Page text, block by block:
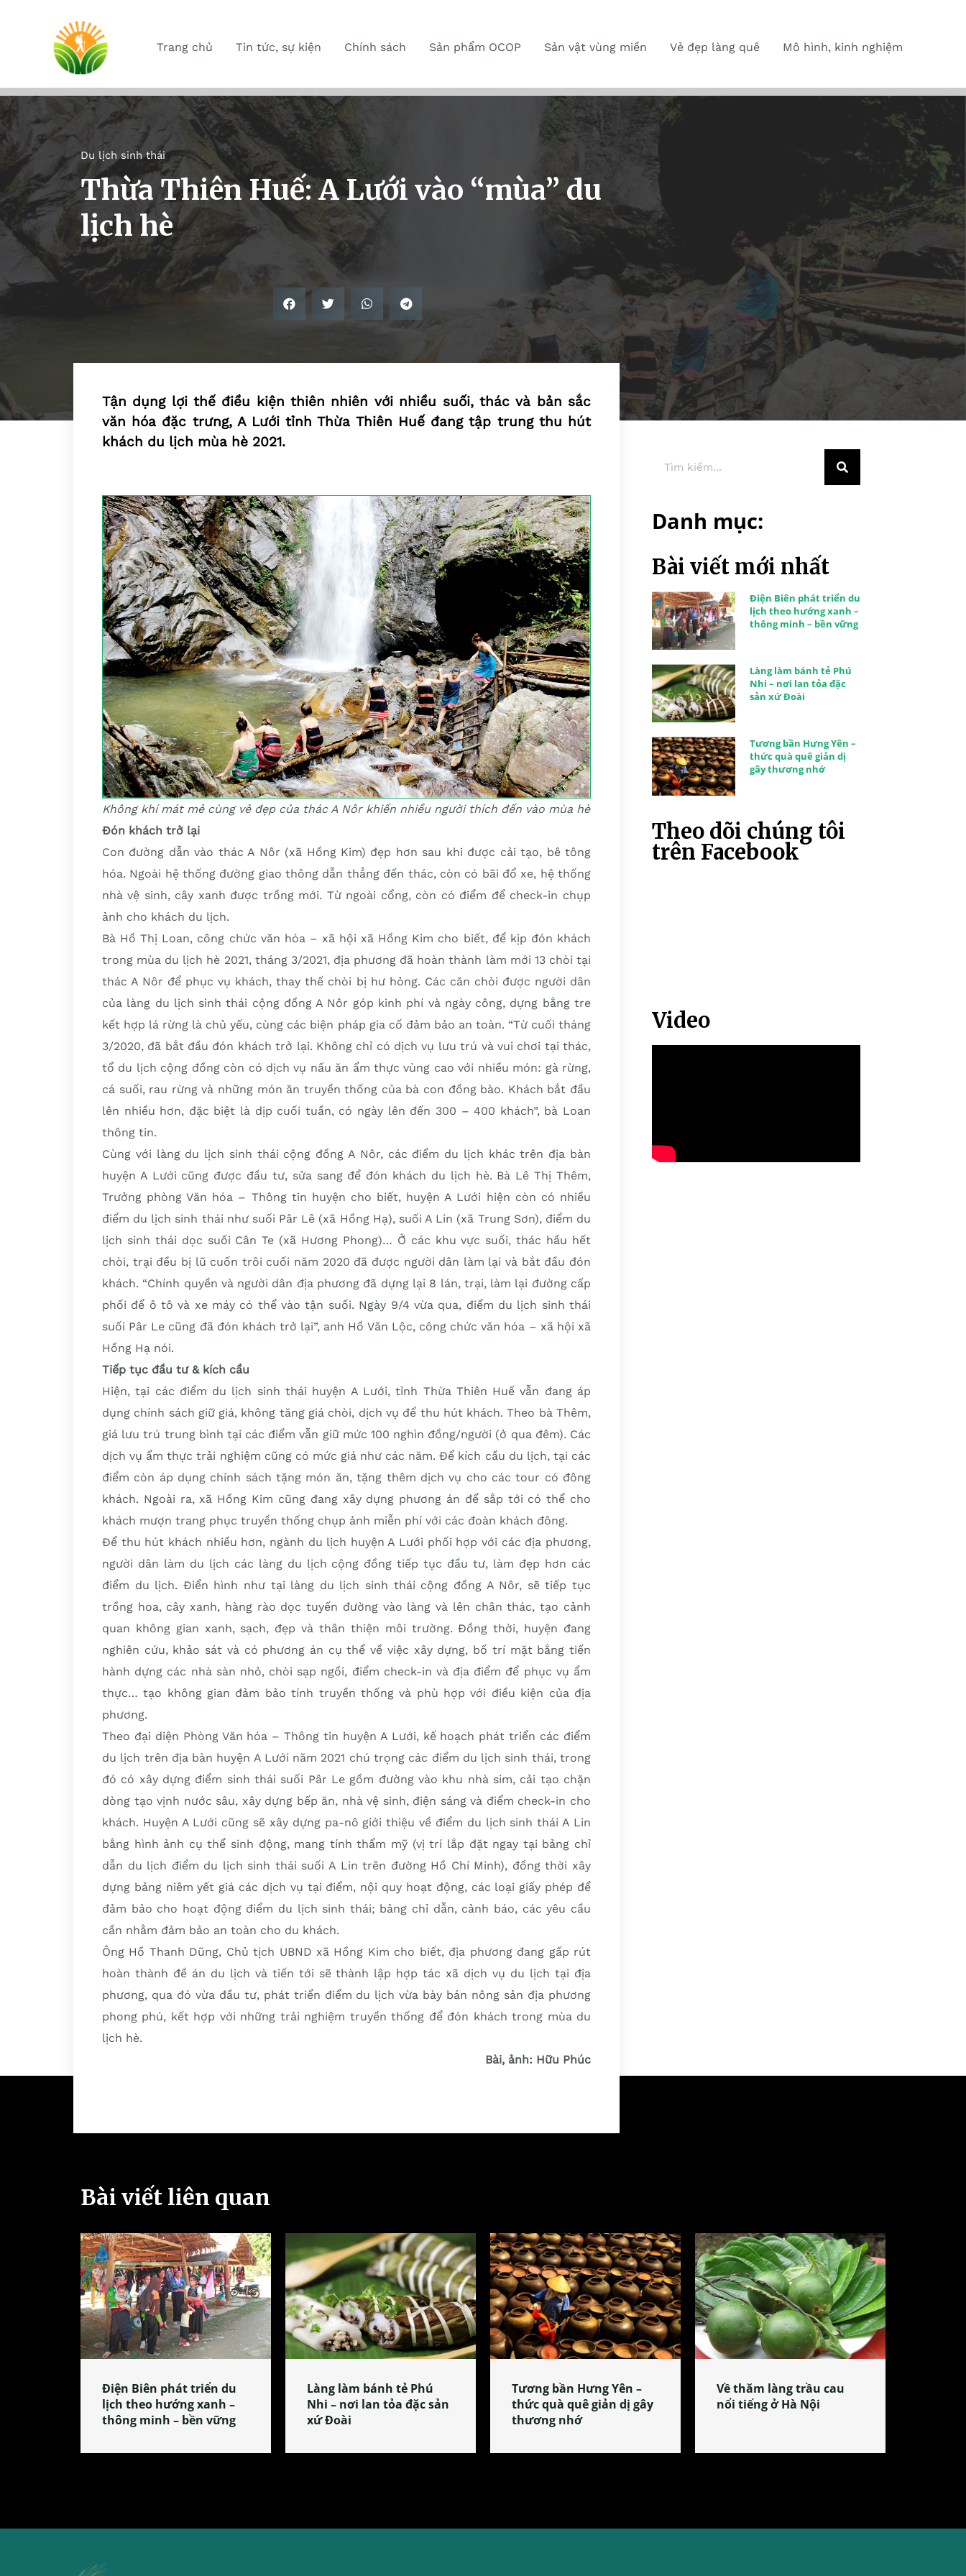
Trang chủ Tin tức, sự kiện Chính sách Sản phẩm OCOP Sản vật vùng miền Vẻ đẹp làng quê Mô hình, kinh nghiệm
Du lịch sinh thái
Thừa Thiên Huế: A Lưới vào “mùa” du
lịch hè
Tận dụng lợi thế điều kiện thiên nhiên với nhiều suối, thác và bản sắc
văn hóa đặc trưng, A Lưới tỉnh Thừa Thiên Huế đang tập trung thu hút
khách du lịch mùa hè 2021.
Không khí mát mẻ cùng vẻ đẹp của thác A Nôr khiến nhiều người thích đến vào mùa hè
Đón khách trở lại
Con đường dẫn vào thác A Nôr (xã Hồng Kim) đẹp hơn sau khi được cải tạo, bê tông
hóa. Ngoài hệ thống đường giao thông dẫn thẳng đến thác, còn có bãi đổ xe, hệ thống
nhà vệ sinh, cây xanh được trồng mới. Từ ngoài cổng, còn có điểm để check-in chụp
ảnh cho khách du lịch.
Bà Hồ Thị Loan, công chức văn hóa – xã hội xã Hồng Kim cho biết, để kịp đón khách
trong mùa du lịch hè 2021, tháng 3/2021, địa phương đã hoàn thành làm mới 13 chòi tại
thác A Nôr để phục vụ khách, thay thế chòi bị hư hỏng. Các căn chòi được người dân
của làng du lịch sinh thái cộng đồng A Nôr góp kinh phí và ngày công, dựng bằng tre
kết hợp lá rừng là chủ yếu, cùng các biện pháp gia cố đảm bảo an toàn. “Từ cuối tháng
3/2020, đã bắt đầu đón khách trở lại. Không chỉ có dịch vụ lưu trú và vui chơi tại thác,
tổ du lịch cộng đồng còn có dịch vụ nấu ăn ẩm thực vùng cao với nhiều món: gà rừng,
cá suối, rau rừng và những món ăn truyền thống của bà con đồng bào. Khách bắt đầu
lên nhiều hơn, đặc biệt là dịp cuối tuần, có ngày lên đến 300 – 400 khách”, bà Loan
thông tin.
Cùng với làng du lịch sinh thái cộng đồng A Nôr, các điểm du lịch khác trên địa bàn
huyện A Lưới cũng được đầu tư, sửa sang để đón khách du lịch hè. Bà Lê Thị Thêm,
Trưởng phòng Văn hóa – Thông tin huyện cho biết, huyện A Lưới hiện còn có nhiều
điểm du lịch sinh thái như suối Pâr Lê (xã Hồng Hạ), suối A Lin (xã Trung Sơn), điểm du
lịch sinh thái dọc suối Cân Te (xã Hương Phong)… Ở các khu vực suối, thác hầu hết
chòi, trại đều bị lũ cuốn trôi cuối năm 2020 đã được người dân làm lại và bắt đầu đón
khách. “Chính quyền và người dân địa phương đã dựng lại 8 lán, trại, làm lại đường cấp
phối để ô tô và xe máy có thể vào tận suối. Ngày 9/4 vừa qua, điểm du lịch sinh thái
suối Pâr Le cũng đã đón khách trở lại”, anh Hồ Văn Lộc, công chức văn hóa – xã hội xã
Hồng Hạ nói.
Tiếp tục đầu tư & kích cầu
Hiện, tại các điểm du lịch sinh thái huyện A Lưới, tỉnh Thừa Thiên Huế vẫn đang áp
dụng chính sách giữ giá, không tăng giá chòi, dịch vụ để thu hút khách. Theo bà Thêm,
giá lưu trú trung bình tại các điểm vẫn giữ mức 100 nghìn đồng/người (ở qua đêm). Các
dịch vụ ẩm thực trải nghiệm cũng có mức giá như các năm. Để kích cầu du lịch, tại các
điểm còn áp dụng chính sách tặng món ăn, tặng thêm dịch vụ cho các tour có đông
khách. Ngoài ra, xã Hồng Kim cũng đang xây dựng phương án để sắp tới có thể cho
khách mượn trang phục truyền thống chụp ảnh miễn phí với các đoàn khách đông.
Để thu hút khách nhiều hơn, ngành du lịch huyện A Lưới phối hợp với các địa phương,
người dân làm du lịch các làng du lịch cộng đồng tiếp tục đầu tư, làm đẹp hơn các
điểm du lịch. Điển hình như tại làng du lịch sinh thái cộng đồng A Nôr, sẽ tiếp tục
trồng hoa, cây xanh, hàng rào dọc tuyến đường vào làng và lên chân thác, tạo cảnh
quan không gian xanh, sạch, đẹp và thân thiện môi trường. Đồng thời, huyện đang
nghiên cứu, khảo sát và có phương án cụ thể về việc xây dựng, bố trí mặt bằng tiến
hành dựng các nhà sàn nhỏ, chòi sạp ngồi, điểm check-in và địa điểm để phục vụ ẩm
thực… tạo không gian đảm bảo tính truyền thống và phù hợp với điều kiện của địa
phương.
Theo đại diện Phòng Văn hóa – Thông tin huyện A Lưới, kế hoạch phát triển các điểm
du lịch trên địa bàn huyện A Lưới năm 2021 chú trọng các điểm du lịch sinh thái, trong
đó có xây dựng điểm sinh thái suối Pâr Le gồm đường vào khu nhà sim, cải tạo chặn
dòng tạo vịnh nước sâu, xây dựng bếp ăn, nhà vệ sinh, điện sáng và điểm check-in cho
khách. Huyện A Lưới cũng sẽ xây dựng pa-nô giới thiệu về điểm du lịch sinh thái A Lin
bằng hình ảnh cụ thể sinh động, mang tính thẩm mỹ (vị trí lắp đặt ngay tại bảng chỉ
dẫn du lịch điểm du lịch sinh thái suối A Lin trên đường Hồ Chí Minh), đồng thời xây
dựng bảng niêm yết giá các dịch vụ tại điểm, nội quy hoạt động, các loại giấy phép để
đảm bảo cho hoạt động điểm du lịch sinh thái; bảng chỉ dẫn, cảnh báo, các yêu cầu
cần nhằm đảm bảo an toàn cho du khách.
Ông Hồ Thanh Dũng, Chủ tịch UBND xã Hồng Kim cho biết, địa phương đang gấp rút
hoàn thành đề án du lịch và tiến tới sẽ thành lập hợp tác xã dịch vụ du lịch tại địa
phương, qua đó vừa đầu tư, phát triển điểm du lịch vừa bày bán nông sản địa phương
phong phú, kết hợp với những trải nghiệm truyền thống để đón khách trong mùa du
lịch hè.
Bài, ảnh: Hữu Phúc
Danh mục:
Bài viết mới nhất
Điện Biên phát triển du
lịch theo hướng xanh –
thông minh – bền vững
Làng làm bánh tẻ Phú
Nhi – nơi lan tỏa đặc
sản xứ Đoài
Tương bần Hưng Yên –
thức quà quê giản dị
gây thương nhớ
Theo dõi chúng tôi
trên Facebook
Video
Bài viết liên quan
Điện Biên phát triển du
lịch theo hướng xanh –
thông minh – bền vững
Làng làm bánh tẻ Phú
Nhi – nơi lan tỏa đặc sản
xứ Đoài
Tương bần Hưng Yên –
thức quà quê giản dị gây
thương nhớ
Về thăm làng trầu cau
nổi tiếng ở Hà Nội